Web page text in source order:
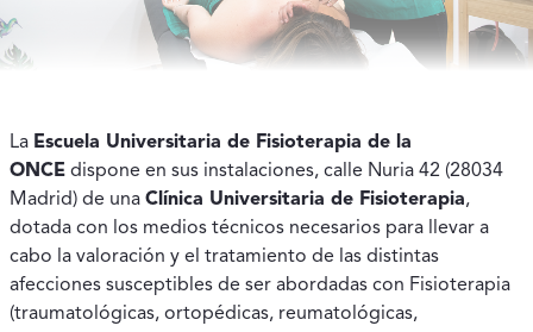
La Escuela Universitaria de Fisioterapia de la
ONCE dispone en sus instalaciones, calle Nuria 42 (28034
Madrid) de una Clínica Universitaria de Fisioterapia,
dotada con los medios técnicos necesarios para llevar a
cabo la valoración y el tratamiento de las distintas
afecciones susceptibles de ser abordadas con Fisioterapia
(traumatológicas, ortopédicas, reumatológicas,